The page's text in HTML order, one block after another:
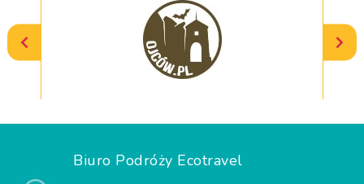
Biuro Podróży Ecotravel